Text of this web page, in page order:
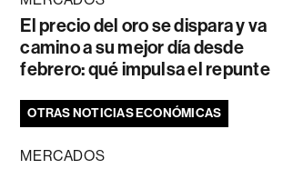
El precio del oro se dispara y va
camino a su mejor día desde
febrero: qué impulsa el repunte
OTRAS NOTICIAS ECONÓMICAS
MERCADOS